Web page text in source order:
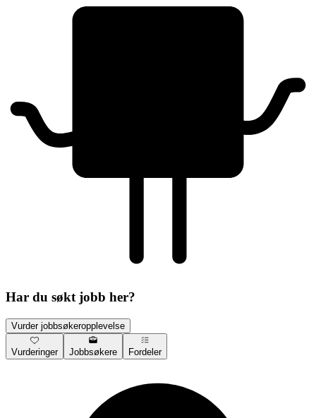
Har du søkt jobb her?
Vurder jobbsøkeropplevelse
Vurderinger Jobbsøkere Fordeler